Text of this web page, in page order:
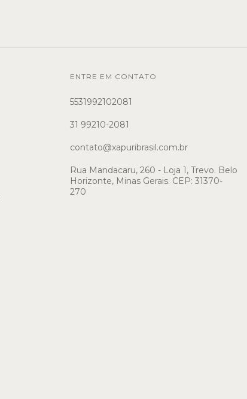
ENTRE EM CONTATO
5531992102081
31 99210-2081
contato@xapuribrasil.com.br
Rua Mandacaru, 260 - Loja 1, Trevo. Belo
Horizonte, Minas Gerais. CEP: 31370-
270